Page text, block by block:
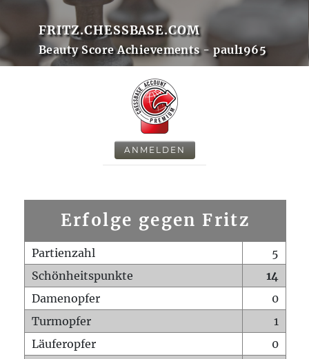
FRITZ.CHESSBASE.COM
Beauty Score Achievements - paul1965
ANMELDEN
Erfolge gegen Fritz
Partienzahl
5
Schönheitspunkte
14
Damenopfer
0
Turmopfer
1
Läuferopfer
0